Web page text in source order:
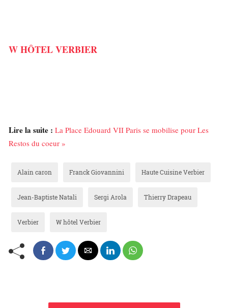
W HÔTEL VERBIER
Lire la suite : La Place Edouard VII Paris se mobilise pour Les
Restos du coeur »
Alain caron Franck Giovannini Haute Cuisine Verbier
Jean-Baptiste Natali Sergi Arola Thierry Drapeau
Verbier W hôtel Verbier